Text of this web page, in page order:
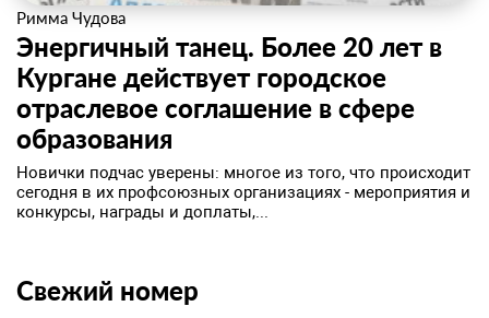
Римма Чудова
Энергичный танец. Более 20 лет в
Кургане действует городское
отраслевое соглашение в сфере
образования
​Новички подчас уверены: многое из того, что происходит
сегодня в их профсоюзных организациях - мероприятия и
конкурсы, награды и доплаты,...
Свежий номер